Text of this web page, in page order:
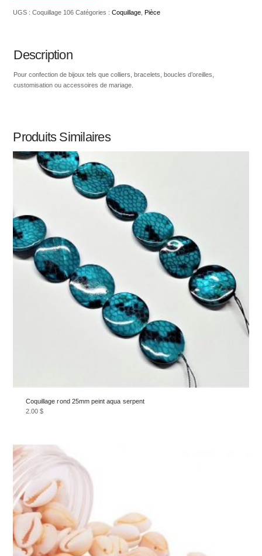
mauve
UGS :Coquillage 106 Catégories :Coquillage ,Pièce
Description
Pour confection de bijoux tels que colliers, bracelets, boucles d’oreilles,
customisation ou accessoires de mariage.
Produits Similaires
Coquillage rond 25mm peint aqua serpent
2.00$